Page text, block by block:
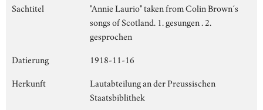
Sachtitel
"Annie Laurio" taken from Colin Brown´s
songs of Scotland. 1. gesungen . 2.
gesprochen
Datierung
1918-11-16
Herkunft
Lautabteilung an der Preussischen
Staatsbiblithek